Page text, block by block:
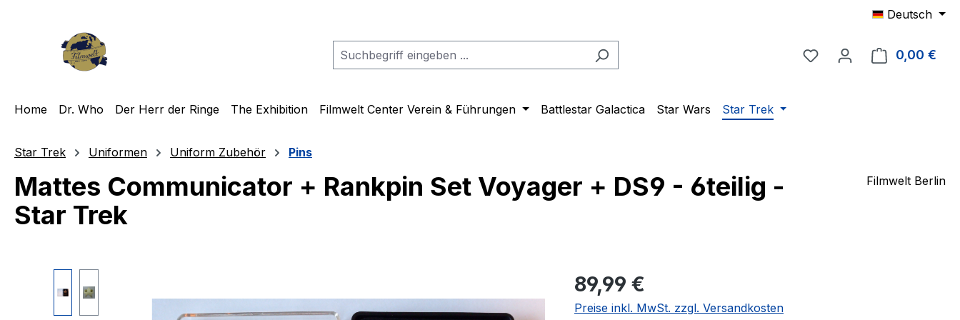
Deutsch
Du hast 0 Produkte auf
0,00 €
Home Dr. Who Der Herr der Ringe The Exhibition Filmwelt Center Verein & Führungen Battlestar Galactica Star Wars Star Trek
Star Trek Uniformen Uniform Zubehör Pins
Mattes Communicator + Rankpin Set Voyager + DS9 - 6teilig -
Star Trek
Filmwelt Berlin
Regulärer Preis:
89,99 €
Preise inkl. MwSt. zzgl. Versandkosten